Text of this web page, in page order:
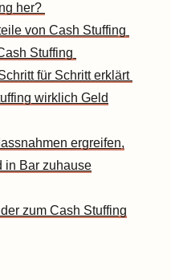
her?
von Cash Stuffing
Stuffing
für Schritt erklärt
wirklich Geld
ergreifen,
in Bar zuhause
zum Cash Stuffing